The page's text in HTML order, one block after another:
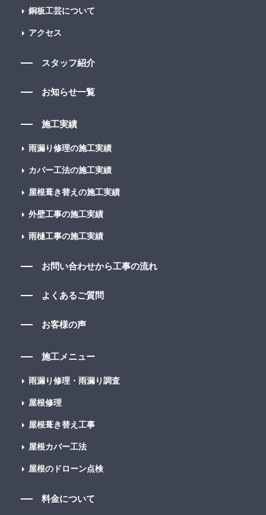
銅板工芸について
アクセス
スタッフ紹介
お知らせ一覧
施工実績
雨漏り修理の施工実績
カバー工法の施工実績
屋根葺き替えの施工実績
外壁工事の施工実績
雨樋工事の施工実績
お問い合わせから工事の流れ
よくあるご質問
お客様の声
施工メニュー
雨漏り修理・雨漏り調査
屋根修理
屋根葺き替え工事
屋根カバー工法
屋根のドローン点検
料金について